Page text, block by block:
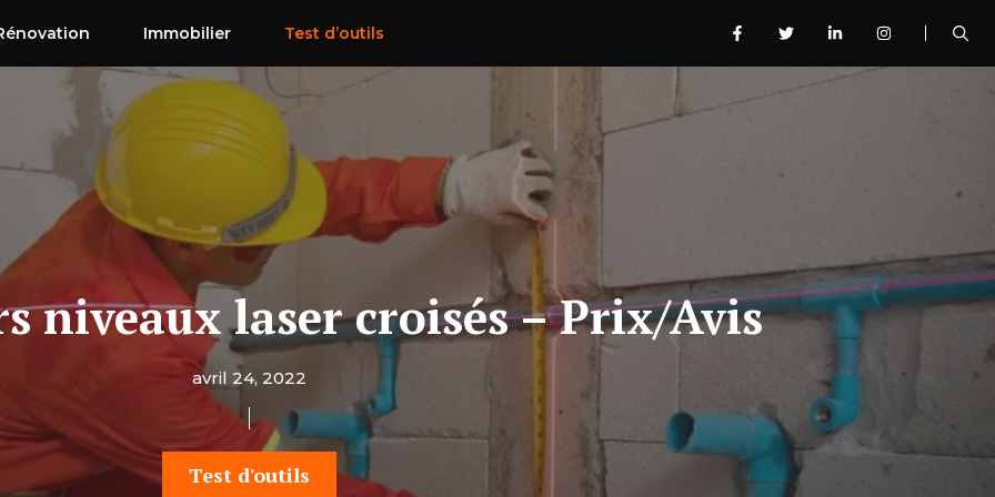
Immobilier Test d’outils
niveaux laser croisés – Prix/Avis
avril 24, 2022
Test d'outils